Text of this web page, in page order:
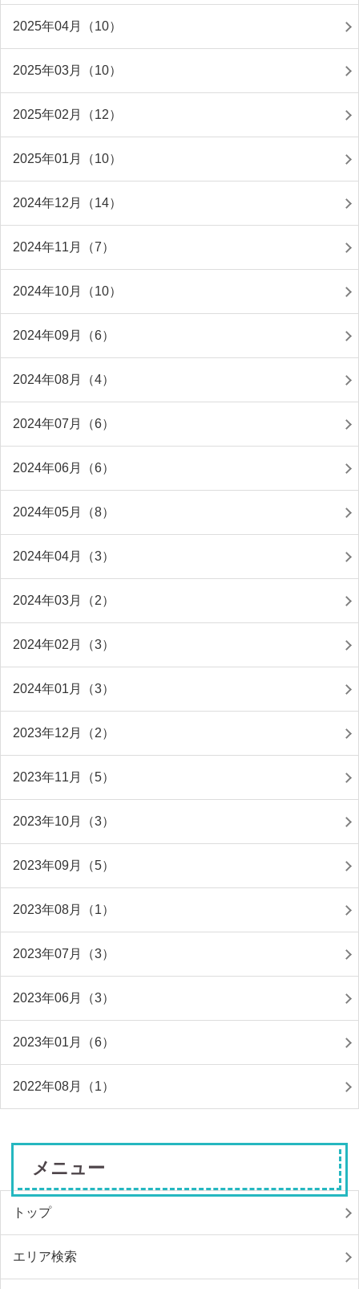
2025年04月（10）
2025年03月（10）
2025年02月（12）
2025年01月（10）
2024年12月（14）
2024年11月（7）
2024年10月（10）
2024年09月（6）
2024年08月（4）
2024年07月（6）
2024年06月（6）
2024年05月（8）
2024年04月（3）
2024年03月（2）
2024年02月（3）
2024年01月（3）
2023年12月（2）
2023年11月（5）
2023年10月（3）
2023年09月（5）
2023年08月（1）
2023年07月（3）
2023年06月（3）
2023年01月（6）
2022年08月（1）
メニュー
トップ
エリア検索